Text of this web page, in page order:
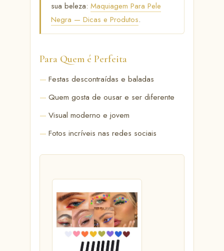
sua beleza: Maquiagem Para Pele
Negra — Dicas e Produtos.
Para Quem é Perfeita
Festas descontraídas e baladas
Quem gosta de ousar e ser diferente
Visual moderno e jovem
Fotos incríveis nas redes sociais